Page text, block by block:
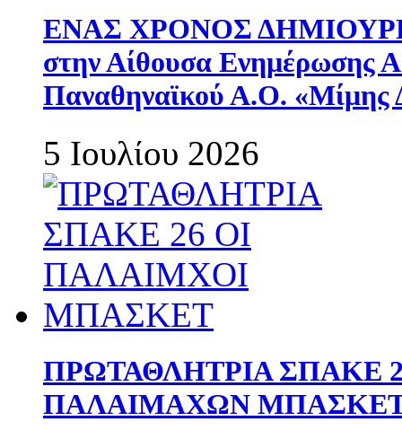
ΕΝΑΣ ΧΡΟΝΟΣ
στην Αίθουσα Ενημέρωσης
Παναθηναϊκού Α.Ο. «Μίμης
5 Ιουλίου 2026
ΠΡΩΤΑΘΛΗΤΡΙΑ ΣΠΑΚΕ
ΠΑΛΑΙΜΑΧΩΝ